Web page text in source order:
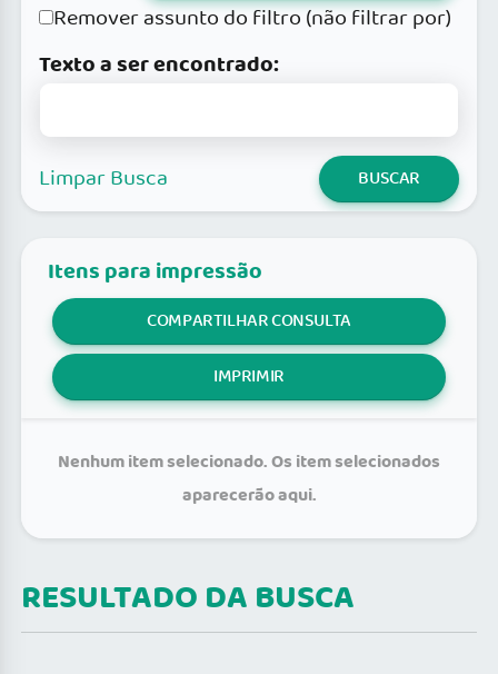
Remover assunto do filtro (não filtrar por)
Texto a ser encontrado:
Limpar Busca BUSCAR
Itens para impressão
COMPARTILHAR CONSULTA
IMPRIMIR
Nenhum item selecionado. Os item selecionados
aparecerão aqui.
RESULTADO DA BUSCA